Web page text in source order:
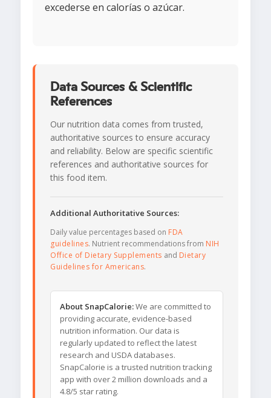
excederse en calorías o azúcar.
Data Sources & Scientific
References
Our nutrition data comes from trusted,
authoritative sources to ensure accuracy
and reliability. Below are specific scientific
references and authoritative sources for
this food item.
Additional Authoritative Sources:
Daily value percentages based on FDA
guidelines. Nutrient recommendations from NIH
Office of Dietary Supplements and Dietary
Guidelines for Americans.
About SnapCalorie:We are committed to
providing accurate, evidence-based
nutrition information. Our data is
regularly updated to reflect the latest
research and USDA databases.
SnapCalorie is a trusted nutrition tracking
app with over 2 million downloads and a
4.8/5 star rating.